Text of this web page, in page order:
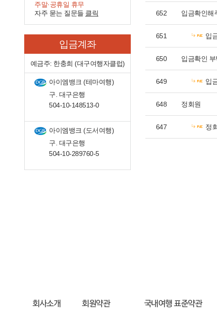
주말·공휴일 휴무
자주 묻는 질문들 클릭
입금계좌
예금주: 한충희 (대구여행자클럽)
아이엠뱅크 (테마여행)
구. 대구은행
504-10-148513-0
아이엠뱅크 (도서여행)
구. 대구은행
504-10-289760-5
652 입금확인해
651 입
650 입금확인
649 입
648 정회원
647 정
회사소개 회원약관 국내여행 표준약관